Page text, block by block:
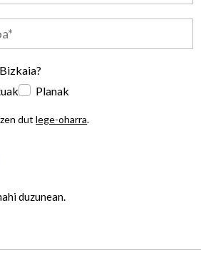
Planak
dutlege-oharra.
duzunean.